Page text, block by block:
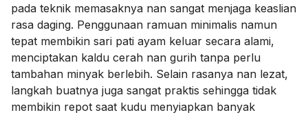
pada teknik memasaknya nan sangat menjaga keaslian
rasa daging. Penggunaan ramuan minimalis namun
tepat membikin sari pati ayam keluar secara alami,
menciptakan kaldu cerah nan gurih tanpa perlu
tambahan minyak berlebih. Selain rasanya nan lezat,
langkah buatnya juga sangat praktis sehingga tidak
membikin repot saat kudu menyiapkan banyak